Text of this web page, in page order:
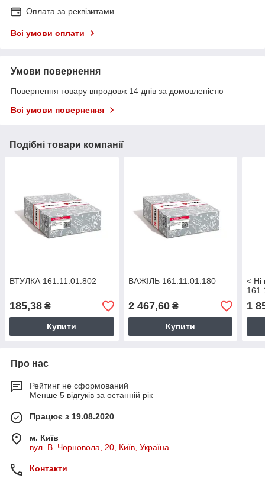
Оплата за реквізитами
Всі умови оплати
Умови повернення
Повернення товару впродовж 14 днів за домовленістю
Всі умови повернення
Подібні товари компанії
ВТУЛКА 161.11.01.802
185,38 ₴
Купити
ВАЖІЛЬ 161.11.01.180
2 467,60₴
Купити
<
1
Про нас
Рейтинг не сформований
Менше 5 відгуків за останній рік
Працює з 19.08.2020
м. Київ
вул. В. Чорновола, 20, Київ, Україна
Контакти